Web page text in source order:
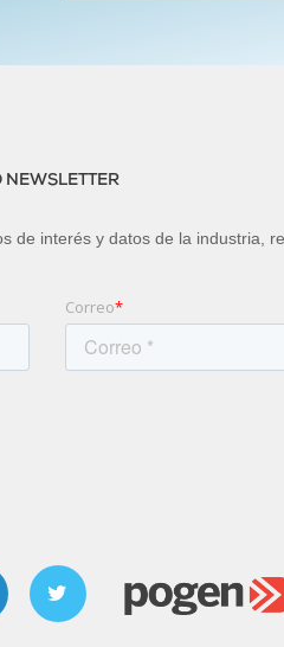
NEWSLETTER
de interés y datos de la industria,
Correo*